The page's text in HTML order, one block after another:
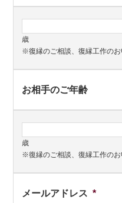
歳
※復縁のご相談、復縁工作のお
お相手のご年齢
歳
※復縁のご相談、復縁工作の
メールアドレス *